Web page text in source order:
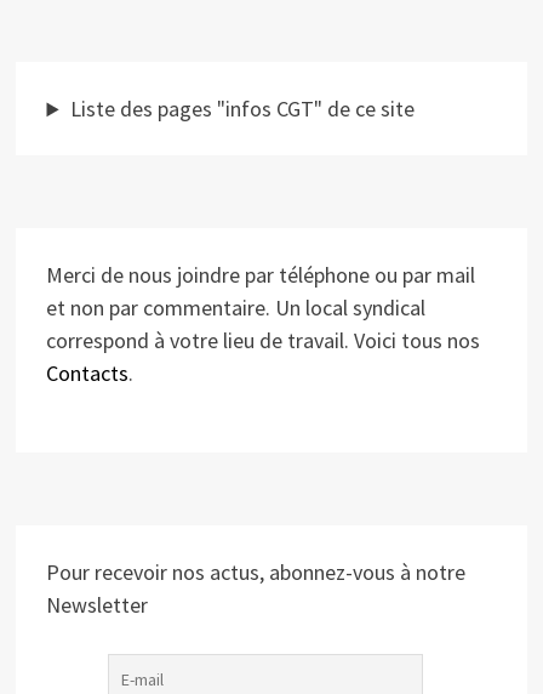
Liste des pages "infos CGT" de ce site
Merci de nous joindre par téléphone ou par mail
et non par commentaire. Un local syndical
correspond à votre lieu de travail. Voici tous nos
Contacts.
Pour recevoir nos actus, abonnez-vous à notre
Newsletter